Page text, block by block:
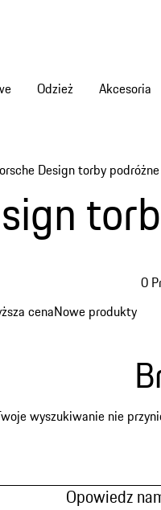
Odzież Akcesoria
items
Design torby podróżne
cenaNowe produkty
0
wyszukiwanie nie
Opowiedz